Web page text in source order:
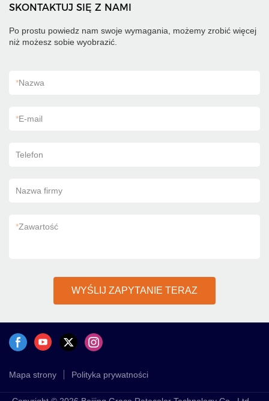
SKONTAKTUJ SIĘ Z NAMI
Po prostu powiedz nam swoje wymagania, możemy zrobić więcej
niż możesz sobie wyobrazić.
*Nazwa
*E-mail
Telefon
Nazwa firmy
*Zawartość
WYŚLIJ ZAPYTANIE TERAZ
Mapa strony Polityka prywatności